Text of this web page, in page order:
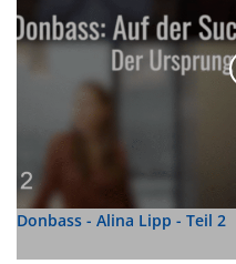
Donbass - Alina Lipp - Teil 2